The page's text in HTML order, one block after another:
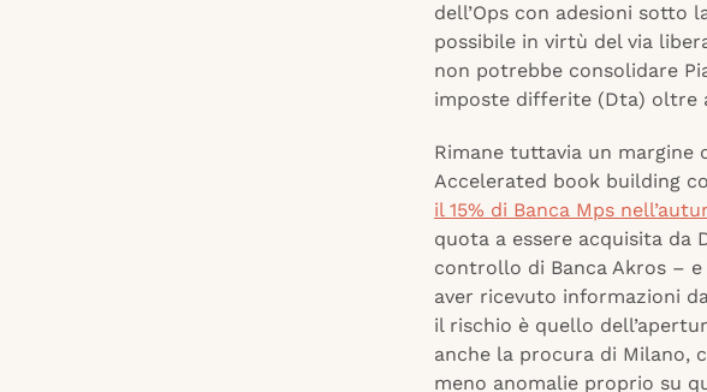
dell’Ops con adesioni sotto
possibile in virtù del via
non potrebbe consolidare
imposte differite (Dta) oltre
Rimane tuttavia un margine
Accelerated book building
il 15% di Banca Mps
quota a essere acquisita da
controllo di Banca Akros –
aver ricevuto informazioni
il rischio è quello
anche la procura di Milano,
meno anomalie proprio su